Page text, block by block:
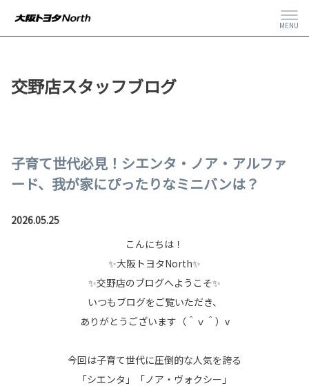
MENU
交野店スタッフブログ
子育て世代必見！シエンタ・ノア・アルファ
ード、我が家にぴったりなミニバンは？
2026.05.25
こんにちは！
✨大阪トヨタNorth✨
✨交野店のブログへようこそ✨
いつもブログをご覧いただき、
ありがとうございます（＾ｖ＾）v
今回は子育て世代に圧倒的な人気を誇る
「シエンタ」「ノア・ヴォクシー」